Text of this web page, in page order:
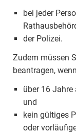
bei jeder
der Polizei.
Zudem müssen
beantragen,
über 16
und
kein gültiges
oder